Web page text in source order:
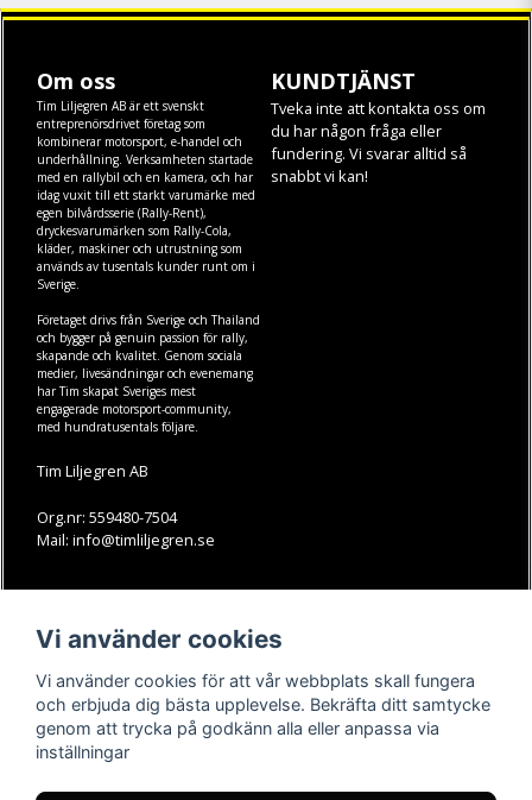
Om oss
Tim Liljegren AB är ett svenskt
entreprenörsdrivet företag som
kombinerar motorsport, e-handel och
underhållning. Verksamheten startade
med en rallybil och en kamera, och har
idag vuxit till ett starkt varumärke med
egen bilvårdsserie (Rally-Rent),
dryckesvarumärken som Rally-Cola,
kläder, maskineroch utrustning som
används av tusentals kunder runt om i
Sverige.
Företaget drivs från Sverige och Thailand
och bygger på genuin passion för rally,
skapande och kvalitet. Genom sociala
medier, livesändningar och evenemang
har Tim skapat Sveriges mest
engagerade motorsport-community,
med hundratusentals följare.
Tim Liljegren AB
Org.nr: 559480-7504
Mail: info@timliljegren.se
KUNDTJÄNST
Tveka inte att kontakta oss om
du har någon fråga eller
fundering. Vi svarar alltid så
snabbt vi kan!
Köpvillkor
Kontakt
Youtube-videos
Instagram
Youtube
TikTok
Vi använder cookies
Vi använder cookies för att vår webbplats skall fungera
och erbjuda dig bästa upplevelse. Bekräfta ditt samtycke
genom att trycka på godkänn alla eller anpassa via
inställningar